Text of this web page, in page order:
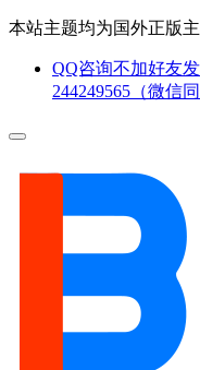
本站主题均为国外正版
QQ咨询不加好友
244249565（微信同